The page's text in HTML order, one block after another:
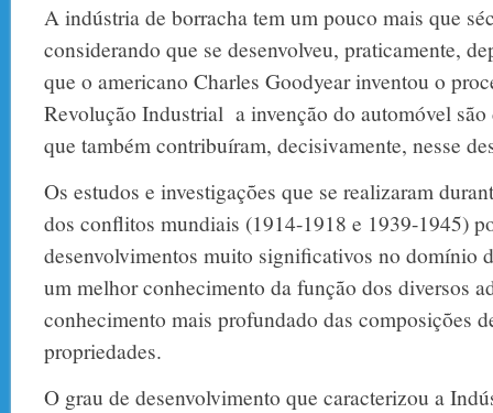
A indústria de borracha tem um pouco mais que
considerando que se desenvolveu, praticamente,
que o americano Charles Goodyear inventou o
Revolução Industrial a invenção do automóvel
que também contribuíram, decisivamente, nesse
Os estudos e investigações que se realizaram
dos conflitos mundiais (1914-1918 e 1939-1945)
desenvolvimentos muito significativos no domínio
um melhor conhecimento da função dos diversos
conhecimento mais profundado das composições
propriedades.
O grau de desenvolvimento que caracterizou a